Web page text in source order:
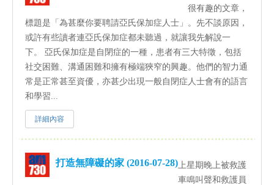
很有趣的文章，
標題是「為甚麼你要聘請亞氏保加症人士」。先不談原因，
或許有些讀者連亞氏保加症都未聽過，就讓我先解說一
下。 亞氏保加症是自閉症的一種，患者有三大特徵，包括
社交困難、溝通困難和擁有極端狹窄的興趣。他們的智力通
常是正常甚至資優，亦甚少出現一般自閉症人士會有的語言
和學習...
詳細內容
打造無障礙的家 (2016-07-28) 上星期晚上被救護
車鳴叫聲和救護員